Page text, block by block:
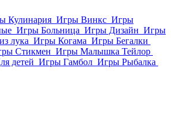
Кулинария Игры Винкс Игры
Игры Больница Игры Дизайн Игры
лука Игры Когама Игры Бегалки
Стикмен Игры Малышка Тейлор
детей Игры Гамбол Игры Рыбалка